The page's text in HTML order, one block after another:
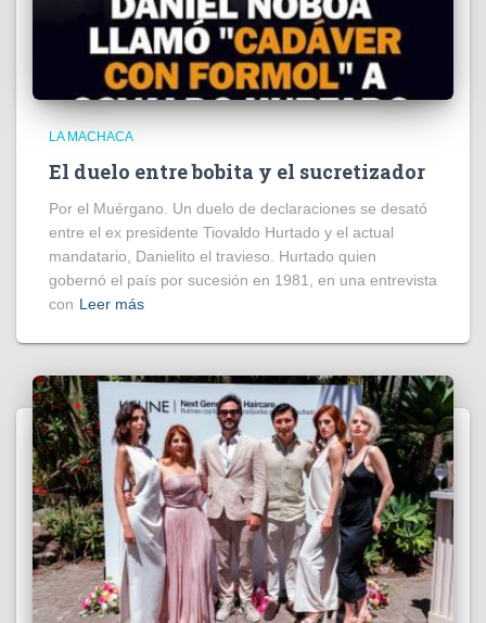
LA MACHACA
El duelo entre bobita y el sucretizador
Por el Muérgano. Un duelo de declaraciones se desató
entre el ex presidente Tiovaldo Hurtado y el actual
mandatario, Danielito el travieso. Hurtado quien
gobernó el país por sucesión en 1981, en una entrevista
con Leer más